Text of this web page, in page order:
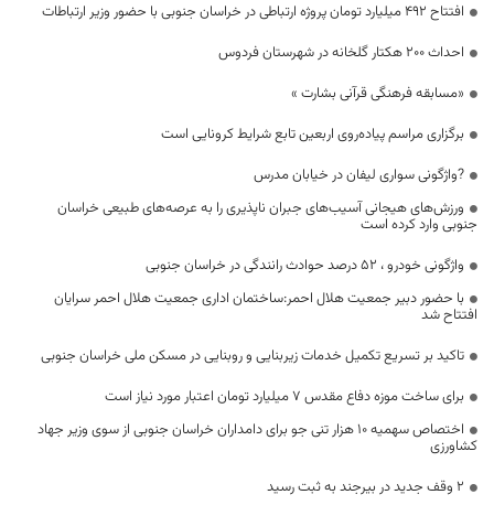
افتتاح ۴۹۲ میلیارد تومان پروژه ارتباطی در خراسان جنوبی با حضور وزیر ارتباطات
احداث 200 هکتار گلخانه در شهرستان فردوس
«مسابقه فرهنگی قرآنی بشارت »
برگزاری مراسم پیاده‌روی اربعین تابع شرایط کرونایی است
?واژگونی سواری لیفان در خیابان مدرس
ورزش‌های هیجانی آسیب‌های جبران ناپذیری را به عرصه‌های طبیعی خراسان
جنوبی وارد کرده است
واژگونی خودرو ، ۵۲ درصد حوادث رانندگی در خراسان جنوبی
با حضور دبیر جمعیت هلال احمر:ساختمان اداری جمعیت هلال احمر سرایان
افتتاح شد
تاکید بر تسریع تکمیل خدمات زیربنایی و روبنایی در مسکن ملی خراسان جنوبی
برای ساخت موزه دفاع مقدس ۷ میلیارد تومان اعتبار مورد نیاز است
اختصاص سهمیه 10 هزار تنی جو برای دامداران خراسان جنوبی از سوی وزیر جهاد
کشاورزی
۲ وقف جدید در بیرجند به ثبت رسید